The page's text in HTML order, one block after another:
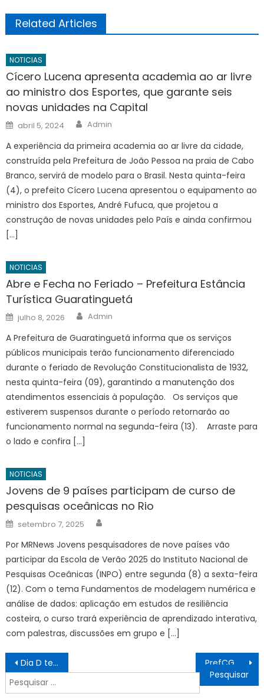
Related Articles
NOTICIAS
Cícero Lucena apresenta academia ao ar livre
ao ministro dos Esportes, que garante seis
novas unidades na Capital
Posted
on
abril 5, 2024 Author
Admin
A experiência da primeira academia ao ar livre da cidade,
construída pela Prefeitura de João Pessoa na praia de Cabo
Branco, servirá de modelo para o Brasil. Nesta quinta-feira
(4), o prefeito Cícero Lucena apresentou o equipamento ao
ministro dos Esportes, André Fufuca, que projetou a
construção de novas unidades pelo País e ainda confirmou
[…]
NOTICIAS
Abre e Fecha no Feriado – Prefeitura Estância
Turística Guaratinguetá
Posted
on
julho 8, 2026 Author
Admin
A Prefeitura de Guaratinguetá informa que os serviços
públicos municipais terão funcionamento diferenciado
durante o feriado de Revolução Constitucionalista de 1932,
nesta quinta-feira (09), garantindo a manutenção dos
atendimentos essenciais à população. Os serviços que
estiverem suspensos durante o período retornarão ao
funcionamento normal na segunda-feira (13). Arraste para
o lado e confira […]
NOTICIAS
Jovens de 9 países participam de curso de
pesquisas oceânicas no Rio
Posted
on
setembro 7, 2025
Por MRNews Jovens pesquisadores de nove países vão
participar da Escola de Verão 2025 do Instituto Nacional de
Pesquisas Oceânicas (INPO) entre segunda (8) a sexta-feira
(12). Com o tema Fundamentos de modelagem numérica e
análise de dados: aplicação em estudos de resiliência
costeira, o curso trará experiência de aprendizado interativa,
com palestras, discussões em grupo e […]
Navegação
de
Dia D tem mutirão para 2,3 mil procedimentos oncológicos – CGNotícias
Pesquisar
por: